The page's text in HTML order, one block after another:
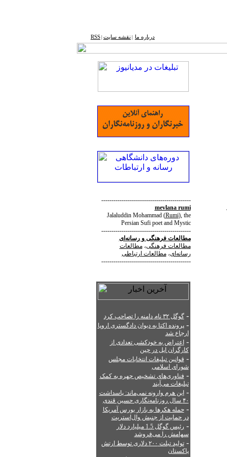
درباره ما نقشه ‌سایت RSS
--------------------------------------------
mevlana rumi
Jalaluddin Mohammad(Rumi), the
Persian Sufi poet and Mystic
--------------------------------------------
مطالعات فرهنگیورسانه‌ای
مطالعات فرهنگی،مطالعات
رسانه‌ای،مطالعات ارتباطی
--------------------------------------------
-گوگل ۳۲ نام دامنه را تصاحب کرد
-پرونده اکتا به دیوان دادگستری اروپا
ارجاع شد
- اعتراض به خودکشی تعدادی از
کارگران اپل در چین
- قوانین تبلیغات انتخابات مجلس
شورای اسلامی
- فناوری‌های تشخیص چهره به کمک
تبلیغات می‌آیند
-این هرم وارونه نمی‌ماند: پاسداشت
۴۰ سال روزنامه‌نگاری حسین قندی
-حمله هکرها به بازار بورس آمریکا
در حمایت از جنبش وال‌استریت
-
رئیس گوگل 1.5 میلیارد دلار
سهامش را می‌فروشد
-
تولید تبلت ۲۰۰ دلاری توسط ارتش
پاکستان